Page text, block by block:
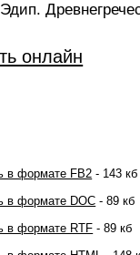
онлайн
в формате FB2 - 143 кб
в формате DOC - 89 кб
в формате RTF - 89 кб